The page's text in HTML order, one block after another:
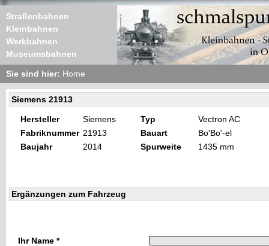
Straßenbahnen
Kleinbahnen
Werkbahnen
Museumsbahnen
Sie sind hier: Home
Siemens 21913
Hersteller Siemens Typ
Vectron AC
Fabriknummer 21913 Bauart
Bo'Bo'-el
Baujahr
2014 Spurweite 1435 mm
Ergänzungen zum Fahrzeug
Ihr Name *